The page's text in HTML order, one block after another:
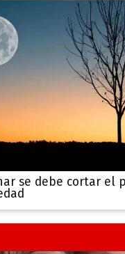
se debe cortar el